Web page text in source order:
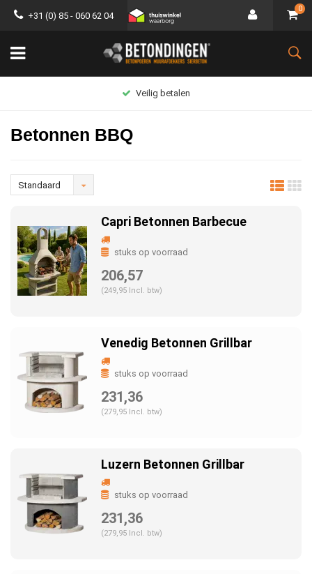
+31 (0) 85 - 060 62 04
0
Groot assortiment
Betonnen BBQ
Standaard
Capri Betonnen Barbecue
stuks op voorraad
206,57
(249,95 Incl. btw)
Venedig Betonnen Grillbar
stuks op voorraad
231,36
(279,95 Incl. btw)
Luzern Betonnen Grillbar
stuks op voorraad
231,36
(279,95 Incl. btw)